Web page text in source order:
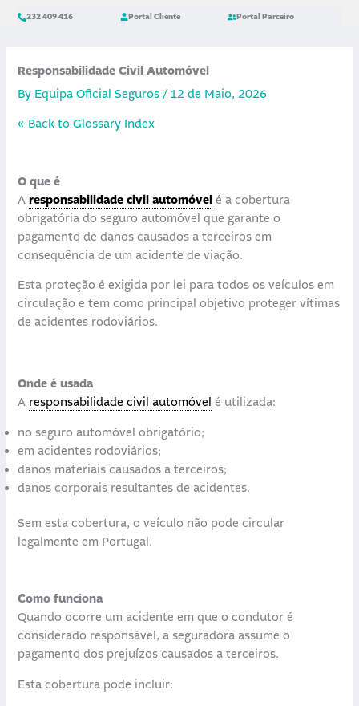
content
232 409 416 Portal Cliente Portal Parceiro
Responsabilidade Civil Automóvel
By Equipa Oficial Seguros/ 12 de Maio, 2026
« Back to Glossary Index
O que é
Aresponsabilidade civil automóvel é a cobertura
obrigatória do seguro automóvel que garante o
pagamento de danos causados a terceiros em
consequência de um acidente de viação.
Esta proteção é exigida por lei para todos os veículos em
circulação e tem como principal objetivo proteger vítimas
de acidentes rodoviários.
Onde é usada
A responsabilidade civil automóvel é utilizada:
no seguro automóvel obrigatório;
em acidentes rodoviários;
danos materiais causados a terceiros;
danos corporais resultantes de acidentes.
Sem esta cobertura, o veículo não pode circular
legalmente em Portugal.
Como funciona
Quando ocorre um acidente em que o condutor é
considerado responsável, a seguradora assume o
pagamento dos prejuízos causados a terceiros.
Esta cobertura pode incluir: